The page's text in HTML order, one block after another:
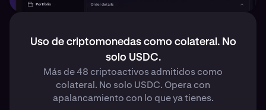
Uso de criptomonedas como colateral. No
solo USDC.
Más de 48 criptoactivos admitidos como
colateral. No solo USDC. Opera con
apalancamiento con lo que ya tienes.